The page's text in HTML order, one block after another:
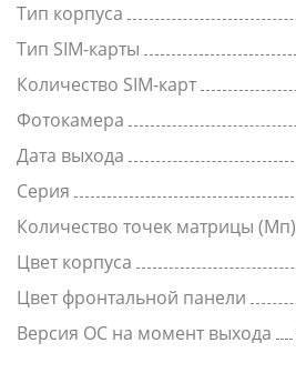
Тип корпуса
Тип SIM-карты
Количество SIM-карт
Фотокамера
Дата выхода
Серия
Количество точек матрицы (Мп)
Цвет корпуса
Цвет фронтальной панели
Версия ОС на момент выхода